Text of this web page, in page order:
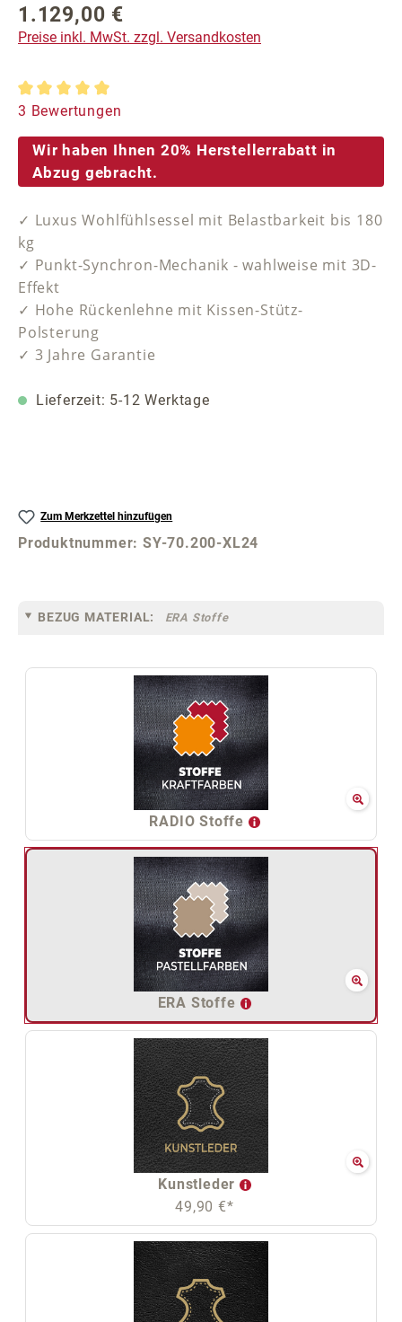
Regulärer Preis:
1.129,00 €
Preise inkl. MwSt. zzgl. Versandkosten
Durchschnittliche Bewertung von 5 von 5 Sternen
3 Bewertungen
Wir haben Ihnen 20% Herstellerrabatt in
Abzug gebracht.
✓ Luxus Wohlfühlsessel mit Belastbarkeit bis 180
kg
✓ Punkt-Synchron-Mechanik - wahlweise mit 3D-
Effekt
✓ Hohe Rückenlehne mit Kissen-Stütz-
Polsterung
✓ 3 Jahre Garantie
Lieferzeit: 5-12 Werktage
Zum Merkzettel hinzufügen
Produktnummer:SY-70.200-XL24
BEZUG MATERIAL: ERA Stoffe
RADIO Stoffe
ERA Stoffe
Kunstleder
49,90 €*